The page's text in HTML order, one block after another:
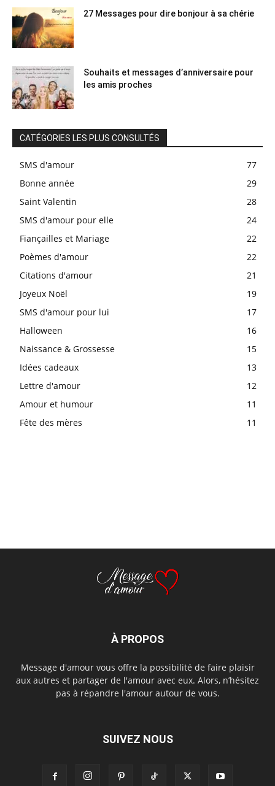
27 Messages pour dire bonjour à sa chérie
Souhaits et messages d’anniversaire pour
les amis proches
CATÉGORIES LES PLUS CONSULTÉS
SMS d'amour
77
Bonne année
29
Saint Valentin
28
SMS d'amour pour elle
24
Fiançailles et Mariage
22
Poèmes d'amour
22
Citations d'amour
21
Joyeux Noël
19
SMS d'amour pour lui
17
Halloween
16
Naissance & Grossesse
15
Idées cadeaux
13
Lettre d'amour
12
Amour et humour
11
Fête des mères
11
À PROPOS
Message d'amour vous offre la possibilité de faire plaisir
aux autres et partager de l'amour avec eux. Alors, n’hésitez
pas à répandre l'amour autour de vous.
SUIVEZ NOUS